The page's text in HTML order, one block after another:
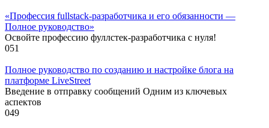
«Профессия fullstack-разработчика и его обязанности —
Полное руководство»
Освойте профессию фуллстек-разработчика с нуля!
051
Полное руководство по созданию и настройке блога на
платформе LiveStreet
Введение в отправку сообщений Одним из ключевых
аспектов
049